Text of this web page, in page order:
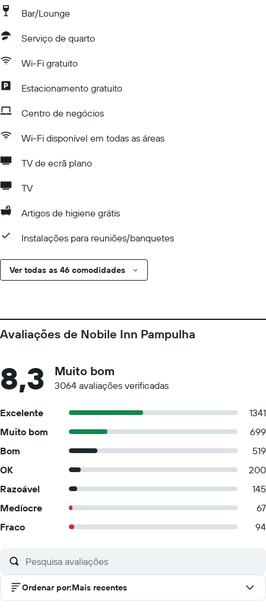
Bar/Lounge
Serviço de quarto
Wi-Fi gratuito
Estacionamento gratuito
Centro de negócios
Wi-Fi disponível em todas as áreas
TV de ecrã plano
TV
Artigos de higiene grátis
Instalações para reuniões/banquetes
Ver todas as 46 comodidades
Avaliações de Nobile Inn Pampulha
8,3 Muito bom
3064 avaliações verificadas
Excelente
1341
Muito bom
699
Bom
519
OK
200
Razoável
145
Medíocre
67
Fraco
94
Ordenar por:Mais recentes